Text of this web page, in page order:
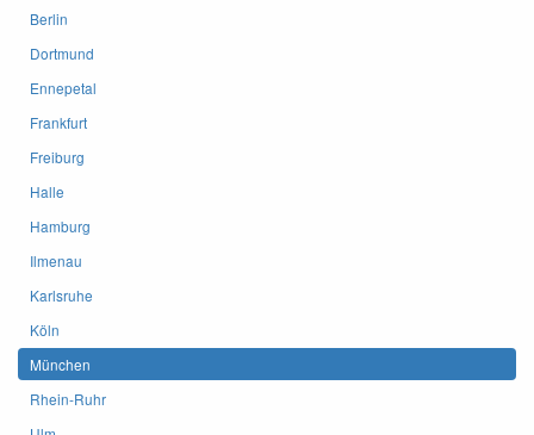
Berlin
Dortmund
Ennepetal
Frankfurt
Freiburg
Halle
Hamburg
Ilmenau
Karlsruhe
Köln
München
Rhein-Ruhr